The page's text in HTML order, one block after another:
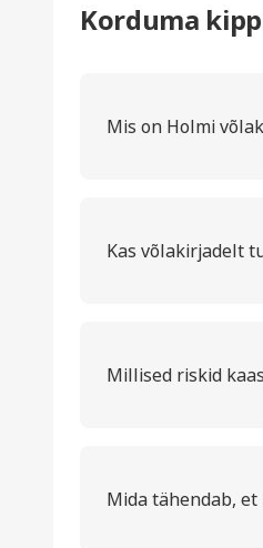
Korduma
Mis on Holmi
Kas võlakirjadelt
Millised riskid
Mida tähendab,